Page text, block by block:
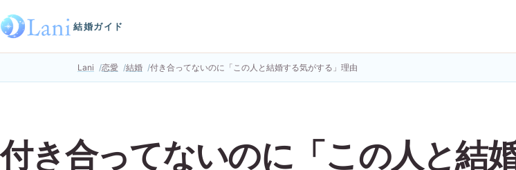
結婚ガイド
Lani 恋愛 結婚 付き合ってないのに「この人と結婚する気がする」理由
付き合ってないのに「この人と結